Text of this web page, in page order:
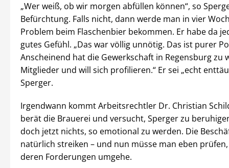
„Wer weiß, ob wir morgen abfüllen können“, so
Befürchtung. Falls nicht, dann werde man in vier
Problem beim Flaschenbier bekommen. Er habe da
gutes Gefühl. „Das war völlig unnötig. Das ist purer
Anscheinend hat die Gewerkschaft in Regensburg zu
Mitglieder und will sich profilieren.“ Er sei „echt
Sperger.
Irgendwann kommt Arbeitsrechtler Dr. Christian
berät die Brauerei und versucht, Sperger zu
doch jetzt nichts, so emotional zu werden. Die
natürlich streiken – und nun müsse man eben
deren Forderungen umgehe.